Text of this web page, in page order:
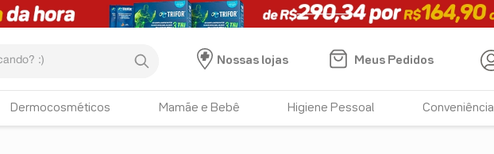
Nossas lojas
Meus Pedidos
Dermocosméticos Mamãe e Bebê Higiene Pessoal Conveniência